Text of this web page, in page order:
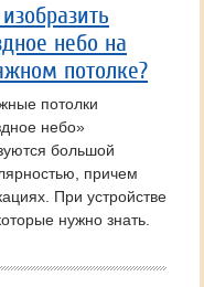
небо на
потолке?
потолки
небо»
большой
причем
При устройстве
нужно знать.